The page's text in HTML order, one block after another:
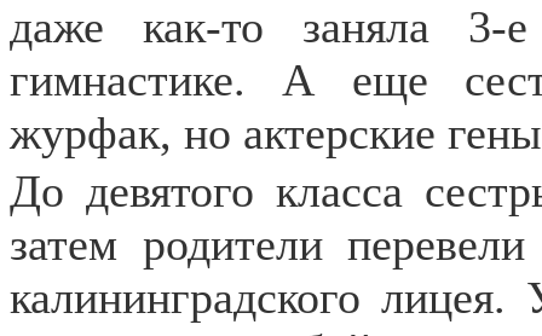
даже как-то заняла 3-
гимнастике. А еще
журфак, но актерские
До девятого класса
затем родители
калининградского